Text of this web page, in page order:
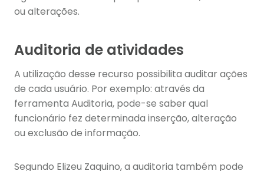
ou alterações.
Auditoria de atividades
A utilização desse recurso possibilita auditar ações
de cada usuário. Por exemplo: através da
ferramenta Auditoria, pode-se saber qual
funcionário fez determinada inserção, alteração
ou exclusão de informação.
Segundo Elizeu Zaquino, a auditoria também pode